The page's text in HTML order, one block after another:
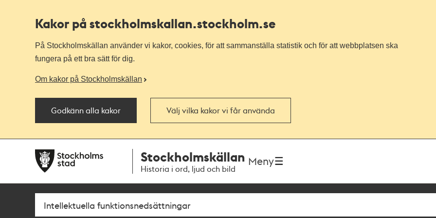
Kakor på stockholmskallan.stockholm.se
På Stockholmskällan använder vi kakor, cookies, för att sammanställa statistik och för att webbplatsen ska
fungera på ett bra sätt för dig.
Om kakor på Stockholmskällan
Godkänn alla kakor Välj vilka kakor vi får använda
navigationen
huvudinnehållet
Stockholmskällan
Historia i ord, ljud och bild
Meny
Sök